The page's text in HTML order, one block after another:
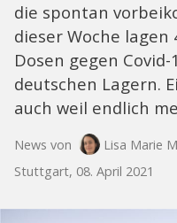
die spontan
dieser Woche
Dosen gegen
deutschen Lagern.
auch weil endlich
News von
Lisa Marie
Stuttgart, 08. April 2021